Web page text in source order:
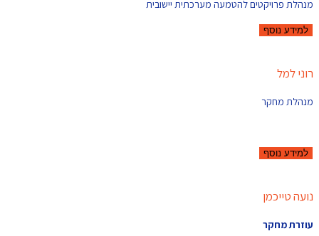
מנהלת פרויקטים להטמעה מערכתית יישובית
למידע נוסף
רוני למל
מנהלת מחקר
למידע נוסף
נועה טייכמן
עוזרת מחקר